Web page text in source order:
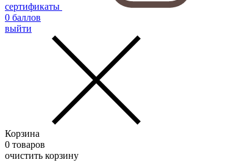
сертификаты
0 баллов
выйти
Корзина
0 товаров
очистить корзину